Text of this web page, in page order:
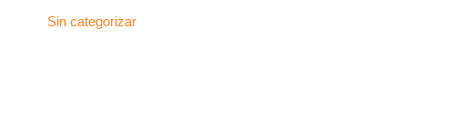
Sin categorizar